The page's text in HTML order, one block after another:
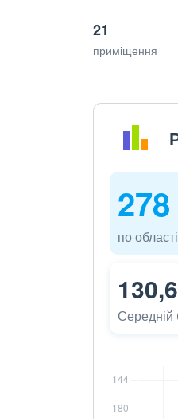
21
приміщення
278
по області
Середній